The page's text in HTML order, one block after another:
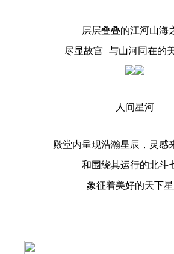
层层叠叠的江河山海
尽显故宫 与山河同在的
人间星河
殿堂内呈现浩瀚星辰，灵感
和围绕其运行的北斗
象征着美好的天下